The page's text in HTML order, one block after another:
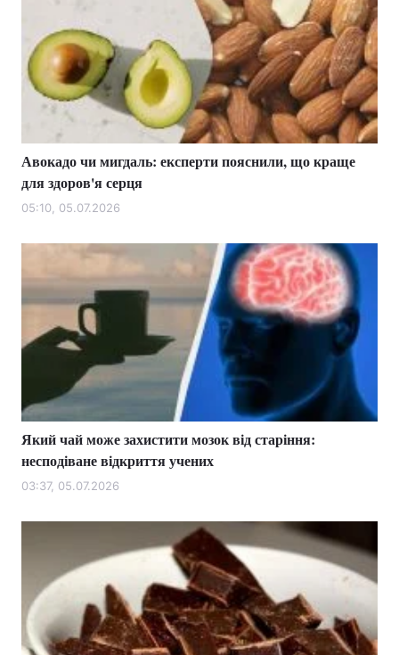
Авокадо чи мигдаль: експерти пояснили, що краще
для здоров'я серця
05:10, 05.07.2026
Який чай може захистити мозок від старіння:
несподіване відкриття учених
03:37, 05.07.2026